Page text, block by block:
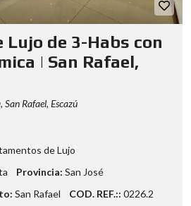
Lujo de 3-Habs con
| San Rafael,
Rafael, Escazú
de Lujo
Provincia: San José
San Rafael COD. REF.:: 0226.2